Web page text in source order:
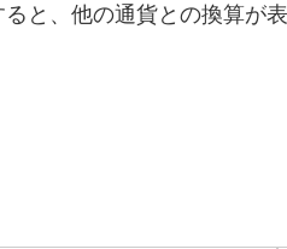
と、他の通貨との換算が表